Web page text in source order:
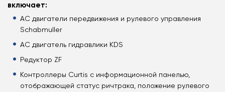
включает:
АС двигатели передвижения и рулевого управления
Schabmuller
АС двигатель гидравлики KDS
Редуктор ZF
Контроллеры Curtis с информационной панелью,
отображающей статус ричтрака, положение рулевого